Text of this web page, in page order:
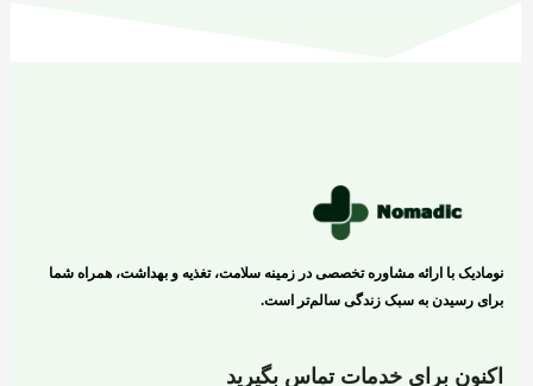
نومادیک با ارائه مشاوره تخصصی در زمینه سلامت، تغذیه و بهداشت، همراه شما
برای رسیدن به سبک زندگی سالم‌تر است.
اکنون برای خدمات تماس بگیرید